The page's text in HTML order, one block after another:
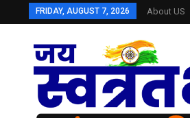
FRIDAY, AUGUST 7, 2026 About US